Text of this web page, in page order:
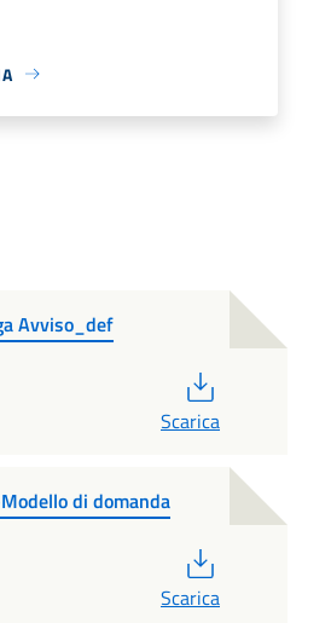
Avviso_def
Scarica
di domanda
Scarica